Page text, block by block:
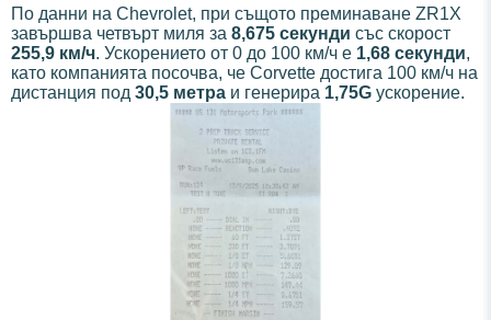
По данни на Chevrolet, при същото преминаване ZR1X
завършва четвърт миля за 8,675 секунди със скорост
255,9 км/ч. Ускорението от 0 до 100 км/ч е 1,68 секунди,
като компанията посочва, че Corvette достига 100 км/ч на
дистанция под 30,5 метра и генерира 1,75G ускорение.